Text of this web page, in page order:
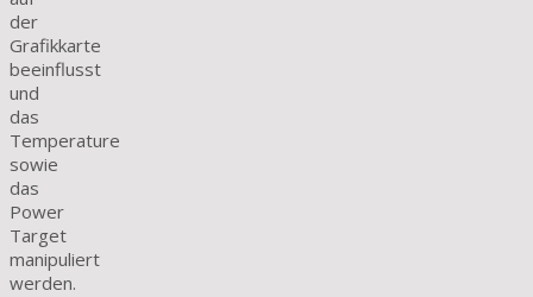
der
Grafikkarte
beeinflusst
und
das
Temperature
sowie
das
Power
Target
manipuliert
werden.